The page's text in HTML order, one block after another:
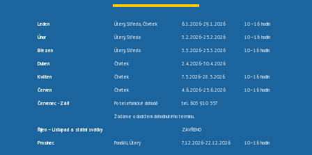
Leden Úterý, Středa, Čtvrtek 6.1.2026-29.1.2026 10 –16 hodin
Únor Úterý, Středa 3.2.2026-25.2.2026 10 –16 hodin
Březen Úterý, Středa 3.3.2026-25.3.2026 10–16 hodin
Duben Čtvrtek 2.4.2026-30.4.2026
Květen Čtvrtek 7.5.2026-28.5.2026 10–16 hodin
Červen Čtvrtek 4.6.2026-25.6.2026 10–16 hodin
Červenec -Září Po telefonické dohodě tel. 603 910 557
Žádáme o dodržení dohodnutého termínu.
Říjen – Listopad a státní svátky ZAVŘENO
Prosinec Pondělí, Úterý 7.12.2026-22.12.2026 10–16 hodin